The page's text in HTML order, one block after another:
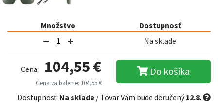
Množstvo
Dostupnosť
Na sklade
Cena: 104,55 €
Cena za balenie: 104,55 €
Do košíka
Dostupnosť: Na sklade / Tovar Vám bude doručený12.8.